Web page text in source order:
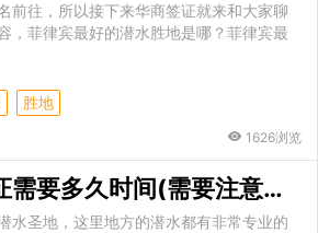
前往，所以接下来华商签证就来和大家聊
，菲律宾最好的潜水胜地是哪？菲律宾最
胜地
1626浏览
菲律宾考潜水证需要多久时间(需要注意什么)
水圣地，这里地方的潜水都有非常专业的